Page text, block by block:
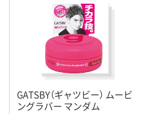
GATSBY（ギャツビー） ムービ
ングラバー マンダム